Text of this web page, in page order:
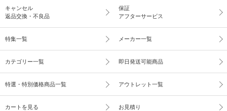
キャンセル
返品交換・不良品
保証
アフターサービス
特集一覧 メーカー一覧
カテゴリー一覧 即日発送可能商品
特選・特別価格商品一覧 アウトレット一覧
カートを見る お見積り